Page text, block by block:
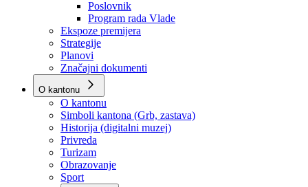
*Poslanička pitanja
Vlada
Poslovnik
Program rada Vlade
Ekspoze premijera
Strategije
Planovi
Značajni dokumenti
O kantonu
O kantonu
Simboli kantona (Grb, zastava)
Historija (digitalni muzej)
Privreda